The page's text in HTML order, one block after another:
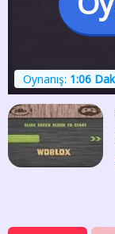
Oynanış: 1:06